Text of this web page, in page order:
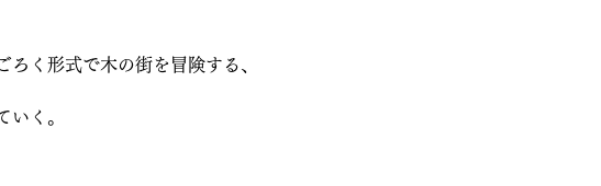
く形式で木の街を冒険する、
く。